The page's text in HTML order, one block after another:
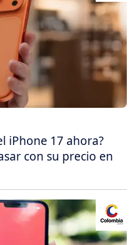
iPhone 17 ahora?
con su precio en